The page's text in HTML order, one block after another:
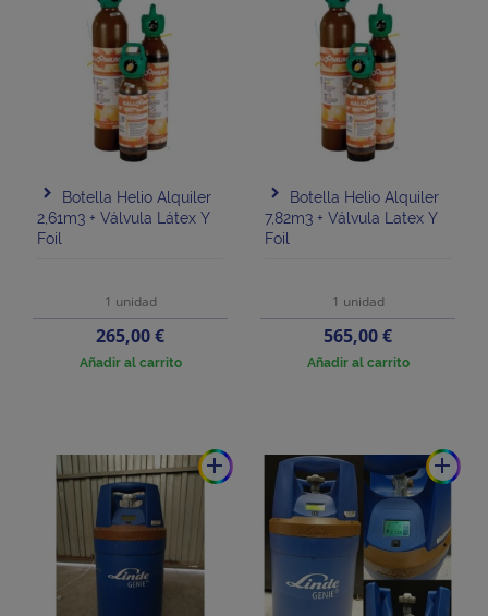
Botella Helio Alquiler
2,61m3 + Válvula Látex Y
Foil
1 unidad
Precio
265,00 €
Añadir al carrito
Botella Helio Alquiler
7,82m3 + Válvula Latex Y
Foil
1 unidad
Precio
565,00 €
Añadir al carrito
add add